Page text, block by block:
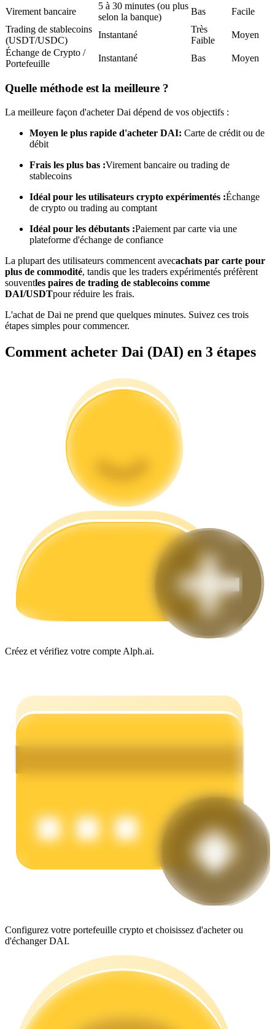
Copie de Trading
Rejoignez les meilleurs traders
Devenez un trader de copie
Profitez du partage des bénéfices et des commissions de copy
trading
Analyse de mégadonnées, y compris des informations
commerciales, etc.
Guide
Guide de démarrage des contrats à terme
Stratégies de trading
Apprenez à rester rentable
Cochon de puissance
Gagnez quotidiennement des récompenses compétitives
Virement bancaire
5 à 30 minutes (ou plus
selon la banque)
Bas
Facile
Trading de stablecoins
(USDT/USDC)
Instantané
Très
Faible
Moyen
Échange de Crypto /
Portefeuille
Instantané Bas Moyen
Quelle méthode est la meilleure ?
La meilleure façon d'acheter Dai dépend de vos objectifs :
Moyen le plus rapide d'acheter DAI: Carte de crédit ou de
débit
Frais les plus bas :Virement bancaire ou trading de
stablecoins
Idéal pour les utilisateurs crypto expérimentés :Échange
de crypto ou trading au comptant
Idéal pour les débutants :Paiement par carte via une
plateforme d'échange de confiance
La plupart des utilisateurs commencent avecachats par carte pour
plus de commodité, tandis que les traders expérimentés préfèrent
souventles paires de trading de stablecoins comme
DAI/USDTpour réduire les frais.
L'achat de Dai ne prend que quelques minutes. Suivez ces trois
étapes simples pour commencer.
Comment acheter Dai (DAI) en 3 étapes
Créez et vérifiez votre compte Alph.ai.
Configurez votre portefeuille crypto et choisissez d'acheter ou
d'échanger DAI.